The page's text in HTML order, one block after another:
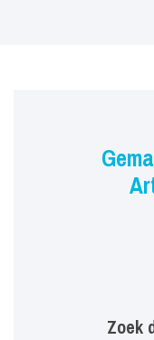
Zoek